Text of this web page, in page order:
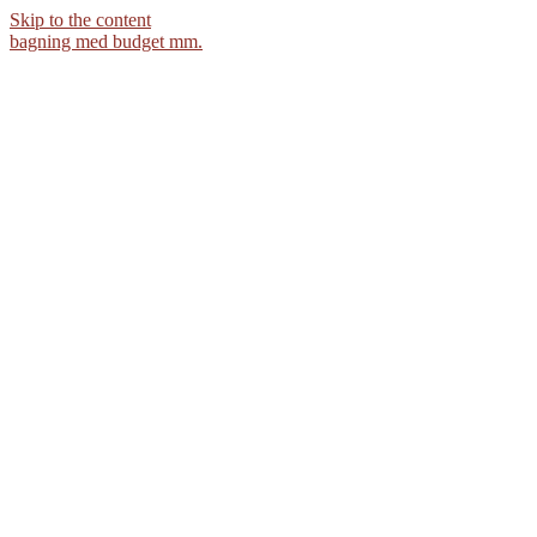
Skip to the content
bagning med budget mm.